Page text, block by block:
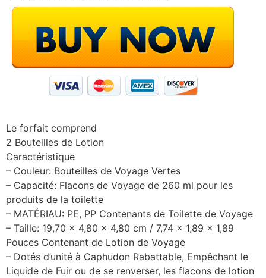
Le forfait comprend
2 Bouteilles de Lotion
Caractéristique
– Couleur: Bouteilles de Voyage Vertes
– Capacité: Flacons de Voyage de 260 ml pour les
produits de la toilette
– MATÉRIAU: PE, PP Contenants de Toilette de Voyage
– Taille: 19,70 x 4,80 x 4,80 cm / 7,74 x 1,89 x 1,89
Pouces Contenant de Lotion de Voyage
– Dotés d’unité à Caphudon Rabattable, Empêchant le
Liquide de Fuir ou de se renverser, les flacons de lotion